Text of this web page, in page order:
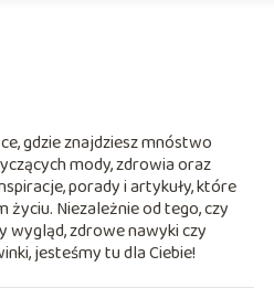
gdzie znajdziesz mnóstwo
mody, zdrowia oraz
porady i artykuły, które
życiu. Niezależnie od tego, czy
wygląd, zdrowe nawyki czy
jesteśmy tu dla Ciebie!